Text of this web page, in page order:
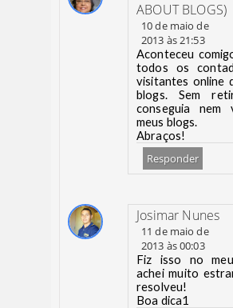
ABOUT BLOGS)
10 de maio de
2013 às 21:53
Aconteceu
todos os
visitantes online
blogs. Sem
conseguia nem
meus blogs.
Abraços!
Responder
Josimar Nunes
11 de maio de
2013 às 00:03
Fiz isso no
achei muito
resolveu!
Boa dica1